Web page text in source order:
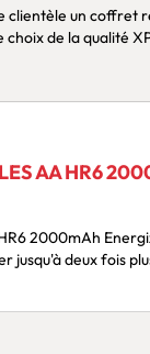
clientèle un coffret
AA HR6
jusqu'à deux fois